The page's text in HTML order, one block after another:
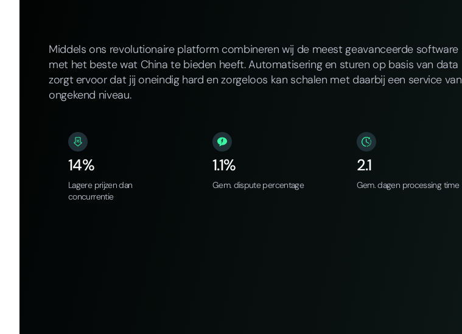
Middels ons revolutionaire platform combineren wij de meest geavanceerde software
met het beste wat China te bieden heeft. Automatisering en sturen op basis van data
zorgt ervoor dat jij oneindig hard en zorgeloos kan schalen met daarbij een service van
ongekend niveau.
14%
Lagere prijzen dan
concurrentie
1.1%
Gem. dispute percentage
2.1
Gem. dagen processing time